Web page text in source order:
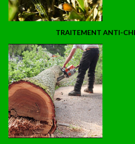
TRAITEMENT ANTI-